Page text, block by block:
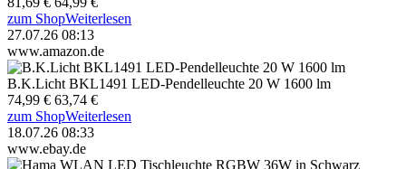
zum ShopWeiterlesen
27.07.26 08:13
www.amazon.de
B.K.Licht BKL1491 LED-Pendelleuchte 20 W 1600 lm
74,99 € 63,74 €
zum ShopWeiterlesen
18.07.26 08:33
www.ebay.de